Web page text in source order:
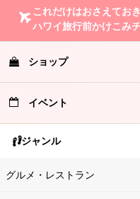
これだけはおさえてお
ハワイ旅行前かけこみ
ショップ
イベント
ジャンル
グルメ・レストラン